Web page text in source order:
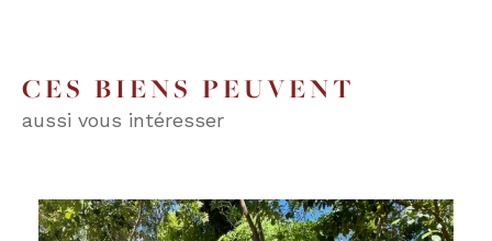
CES BIENS PEUVENT
aussi vous intéresser